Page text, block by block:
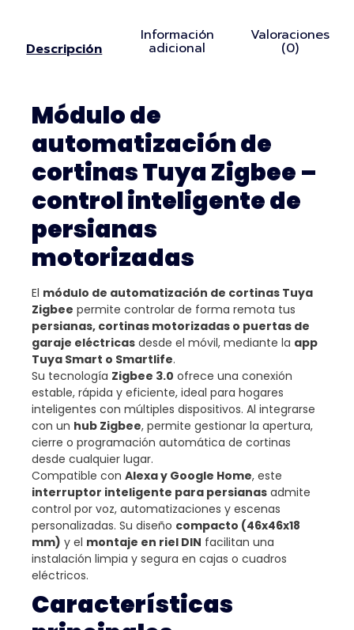
Descripción
Información
adicional
Valoraciones
(0)
Módulo de
automatización de
cortinas Tuya Zigbee –
control inteligente de
persianas
motorizadas
El módulo de automatización de cortinas Tuya
Zigbee permite controlar de forma remota tus
persianas, cortinas motorizadas o puertas de
garaje eléctricas desde el móvil, mediante la app
Tuya Smart o Smartlife.
Su tecnología Zigbee 3.0 ofrece una conexión
estable, rápida y eficiente, ideal para hogares
inteligentes con múltiples dispositivos. Al integrarse
con un hub Zigbee, permite gestionar la apertura,
cierre o programación automática de cortinas
desde cualquier lugar.
Compatible con Alexa y Google Home, este
interruptor inteligente para persianas admite
control por voz, automatizaciones y escenas
personalizadas. Su diseño compacto (46x46x18
mm) y el montaje en riel DIN facilitan una
instalación limpia y segura en cajas o cuadros
eléctricos.
Características